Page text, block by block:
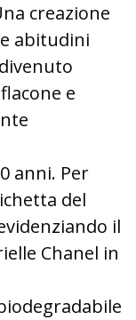
creazione
abitudini
e
anni. Per
del
il
Chanel in